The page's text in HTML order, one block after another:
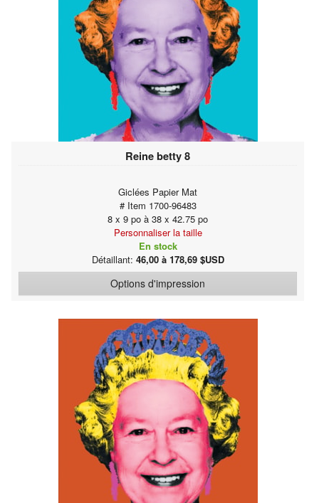
Reine betty 8
Giclées Papier Mat
# Item 1700-96483
8 x 9 po à 38 x 42.75 po
Personnaliser la taille
En stock
Détaillant: 46,00 à 178,69 $USD
Options d'impression